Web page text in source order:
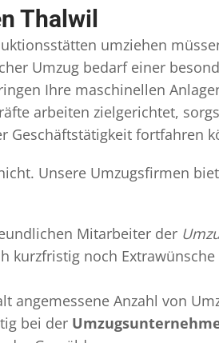
Thalwil
umziehen
Umzug bedarf einer
Ihre maschinellen
arbeiten zielgerichtet,
Geschäftstätigkeit fortfahren
Unsere Umzugsfirmen
Mitarbeiter der
kurzfristig noch
angemessene Anzahl von
bei der